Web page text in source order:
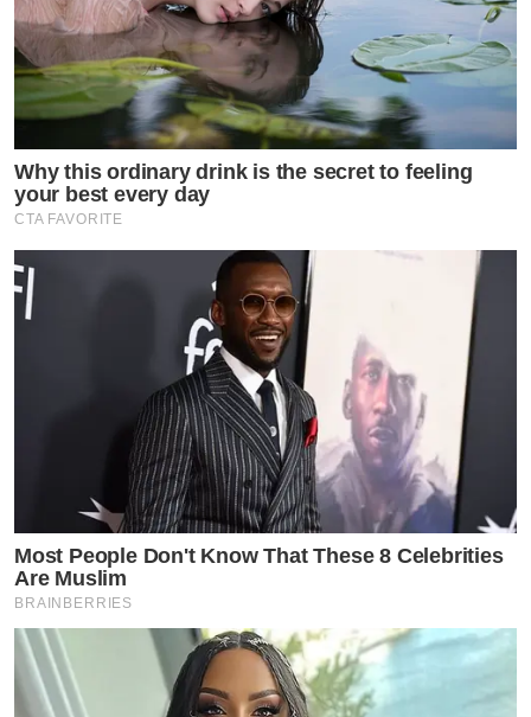
Why this ordinary drink is the secret to feeling
your best every day
CTA FAVORITE
Most People Don't Know That These 8 Celebrities
Are Muslim
BRAINBERRIES